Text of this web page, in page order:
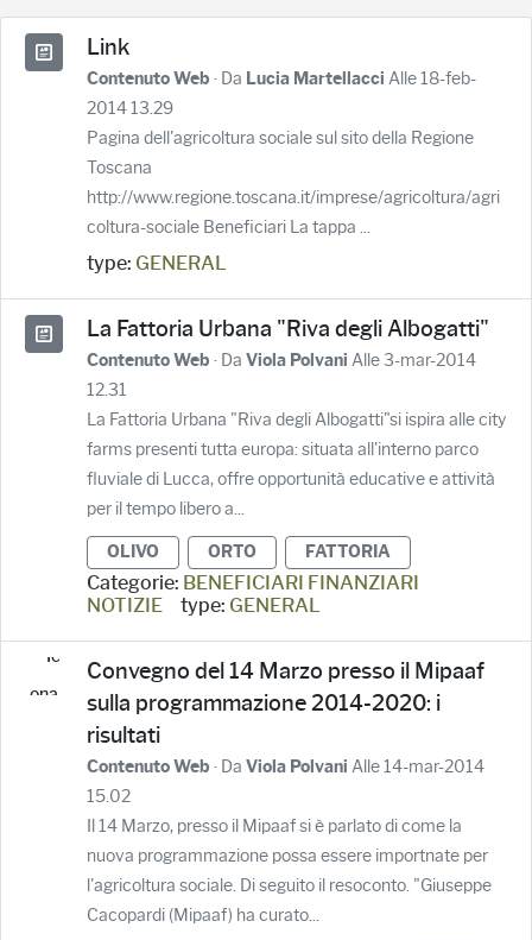
Link
Contenuto Web · Da Lucia Martellacci Alle 18-feb-
2014 13.29
Pagina dell'agricoltura sociale sul sito della Regione
Toscana
http://www.regione.toscana.it/imprese/agricoltura/agri
coltura-sociale Beneficiari La tappa ...
type: GENERAL
La Fattoria Urbana "Riva degli Albogatti"
Contenuto Web · Da Viola Polvani Alle 3-mar-2014
12.31
La Fattoria Urbana "Riva degli Albogatti"si ispira alle city
farms presenti tutta europa: situata all'interno parco
fluviale di Lucca, offre opportunità educative e attività
per il tempo libero a...
OLIVO ORTO FATTORIA
Categorie: BENEFICIARI FINANZIARI
NOTIZIE
type: GENERAL
Convegno del 14 Marzo presso il Mipaaf
sulla programmazione 2014-2020: i
risultati
Contenuto Web · Da Viola Polvani Alle 14-mar-2014
15.02
Il 14 Marzo, presso il Mipaaf si è parlato di come la
nuova programmazione possa essere importnate per
l'agricoltura sociale. Di seguito il resoconto. "Giuseppe
Cacopardi (Mipaaf) ha curato...